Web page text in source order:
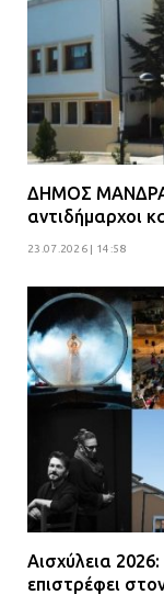
ΔΗΜΟΣ
αντιδήμαρχοι
23.07.2026 | 14:58
Αισχύλεια
επιστρέφει